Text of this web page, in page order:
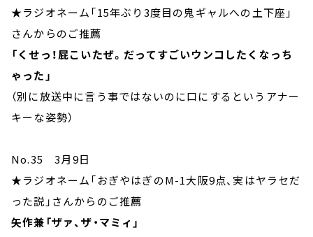
★ラジオネーム「15年ぶり3度目の鬼ギャルへの土下座」
さんからのご推薦
「くせっ！屁こいたぜ。だってすごいウンコしたくなっち
ゃった」
（別に放送中に言う事ではないのに口にするというアナー
キーな姿勢）
No.35 3月9日
★ラジオネーム「おぎやはぎのM-1大阪9点、実はヤラセだ
った説」さんからのご推薦
矢作兼「ザァ、ザ・マミィ」